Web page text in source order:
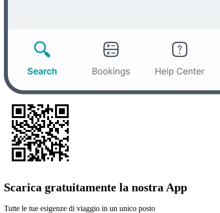
Scarica gratuitamente la nostra App
Tutte le tue esigenze di viaggio in un unico posto